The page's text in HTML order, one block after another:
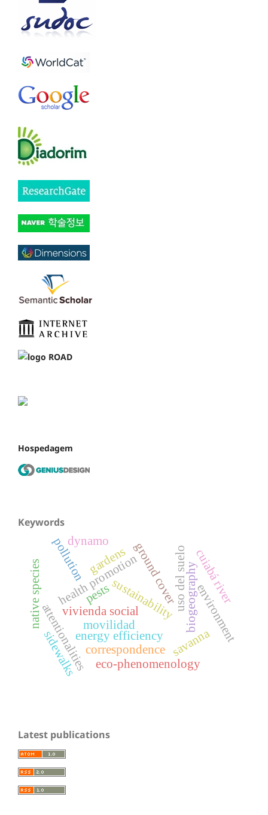
Hospedagem
Keywords
sustainability
energy efficiency
uso del suelo
movilidad
vivienda social biogeography
health promotion
attentionalitiescorrespondence
eco-phenomenology
ground cover
environment
pollution
native species gardens
savanna
cuiabá river
dynamo
pests
sidewalks
Latest publications